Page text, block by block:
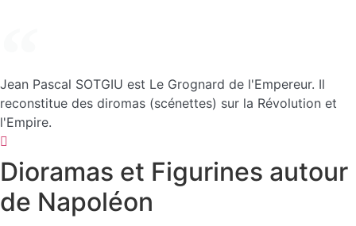
Jean Pascal SOTGIU est Le Grognard de l'Empereur. Il
reconstitue des diromas (scénettes) sur la Révolution et
l'Empire.
Dioramas et Figurines autour
de Napoléon